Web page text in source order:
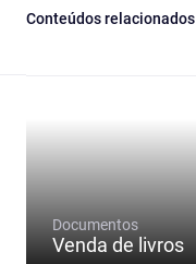
Conteúdos relacionados
Documentos
Venda de livros